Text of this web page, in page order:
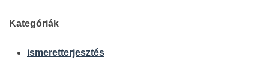
Kategóriák
ismeretterjesztés